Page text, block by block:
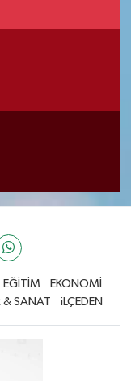
EĞİTİM
EKONOMİ
& SANAT iLÇEDEN